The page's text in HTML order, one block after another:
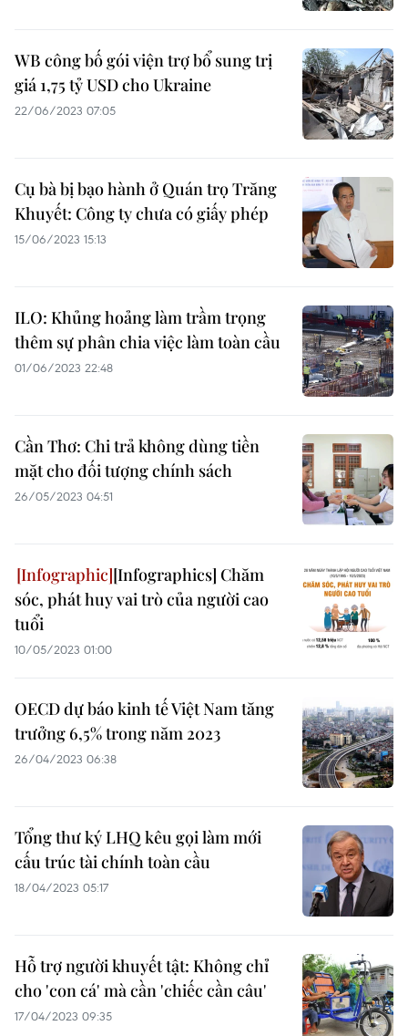
WB công bố gói viện trợ bổ sung trị
giá 1,75 tỷ USD cho Ukraine
22/06/2023 07:05
Cụ bà bị bạo hành ở Quán trọ Trăng
Khuyết: Công ty chưa có giấy phép
15/06/2023 15:13
ILO: Khủng hoảng làm trầm trọng
thêm sự phân chia việc làm toàn cầu
01/06/2023 22:48
Cần Thơ: Chi trả không dùng tiền
mặt cho đối tượng chính sách
26/05/2023 04:51
[Infographics] Chăm
sóc, phát huy vai trò của người cao
tuổi
10/05/2023 01:00
OECD dự báo kinh tế Việt Nam tăng
trưởng 6,5% trong năm 2023
26/04/2023 06:38
Tổng thư ký LHQ kêu gọi làm mới
cấu trúc tài chính toàn cầu
18/04/2023 05:17
Hỗ trợ người khuyết tật: Không chỉ
cho 'con cá' mà cần 'chiếc cần câu'
17/04/2023 09:35